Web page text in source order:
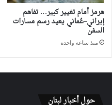
هرمز أمام تغيير كبير… تفاهم
إيراني–عُماني يعيد رسم مسارات
السفن
منذ ساعة واحدة
حول أخبار لبنان